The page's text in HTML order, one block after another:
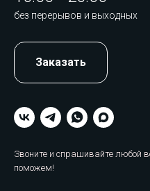
без перерывов и выходных
Заказать
Звоните и спрашивайте любой
поможем!